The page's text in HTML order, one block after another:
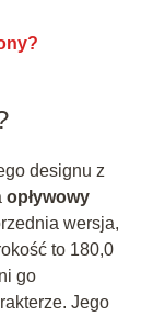
designu z
opływowy
wersja,
to 180,0
go
Jego